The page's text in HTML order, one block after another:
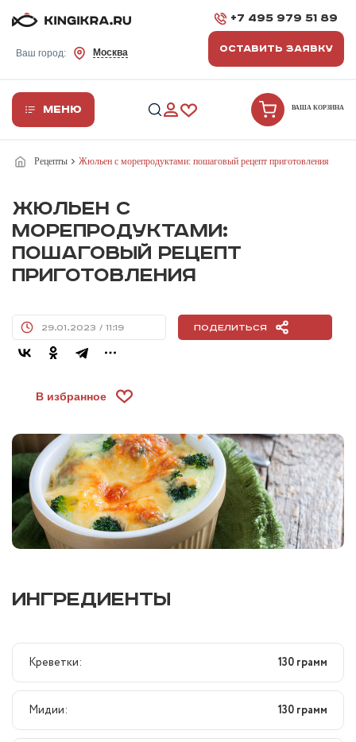
Ваш город: Москва
+7 495 979 51 89
ОСТАВИТЬ ЗАЯВКУ
Меню ВАША КОРЗИНА
Рецепты Жюльен с морепродуктами: пошаговый рецепт приготовления
ЖЮЛЬЕН С
МОРЕПРОДУКТАМИ:
ПОШАГОВЫЙ РЕЦЕПТ
ПРИГОТОВЛЕНИЯ
29.01.2023 / 11:19 Поделиться
В избранное
ИНГРЕДИЕНТЫ
Креветки: 130 грамм
Мидии: 130 грамм